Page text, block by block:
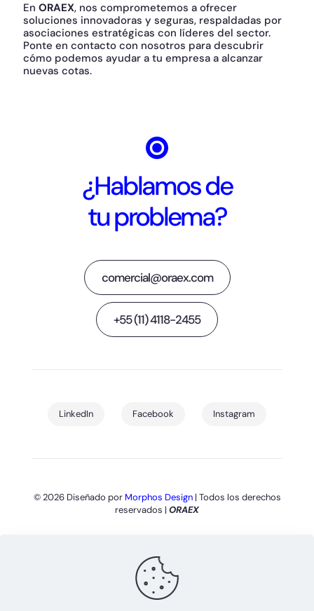
En ORAEX, nos comprometemos a ofrecer
soluciones innovadoras y seguras, respaldadas por
asociaciones estratégicas con líderes del sector.
Ponte en contacto con nosotros para descubrir
cómo podemos ayudar a tu empresa a alcanzar
nuevas cotas.
¿Hablamos de
tu problema?
comercial@oraex.com
+55 (11) 4118-2455
LinkedIn Facebook Instagram
© 2026 Diseñado por Morphos Design| Todos los derechos
reservados | ORAEX